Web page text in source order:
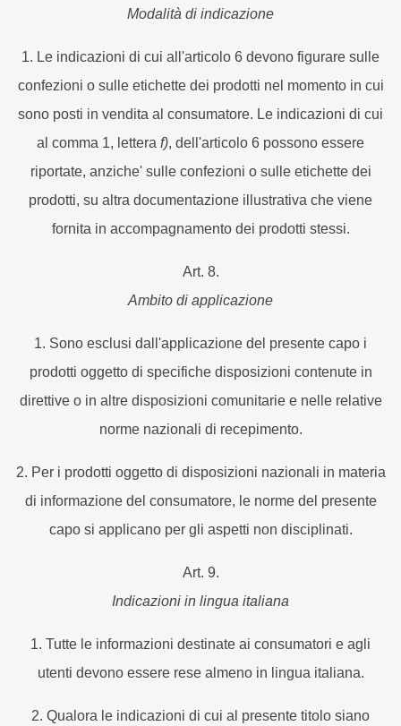
Modalità di indicazione
1. Le indicazioni di cui all'articolo 6 devono figurare sulle
confezioni o sulle etichette dei prodotti nel momento in cui
sono posti in vendita al consumatore. Le indicazioni di cui
al comma 1, lettera f), dell'articolo 6 possono essere
riportate, anziche' sulle confezioni o sulle etichette dei
prodotti, su altra documentazione illustrativa che viene
fornita in accompagnamento dei prodotti stessi.
Art. 8.
Ambito di applicazione
1. Sono esclusi dall'applicazione del presente capo i
prodotti oggetto di specifiche disposizioni contenute in
direttive o in altre disposizioni comunitarie e nelle relative
norme nazionali di recepimento.
2. Per i prodotti oggetto di disposizioni nazionali in materia
di informazione del consumatore, le norme del presente
capo si applicano per gli aspetti non disciplinati.
Art. 9.
Indicazioni in lingua italiana
1. Tutte le informazioni destinate ai consumatori e agli
utenti devono essere rese almeno in lingua italiana.
2. Qualora le indicazioni di cui al presente titolo siano